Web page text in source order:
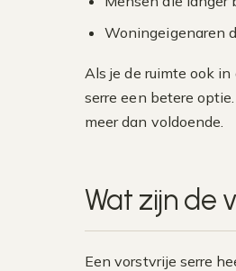
Woningeigenaren
Als je de ruimte ook
serre een betere
meer dan voldoende.
Wat zijn de
Een vorstvrije serre